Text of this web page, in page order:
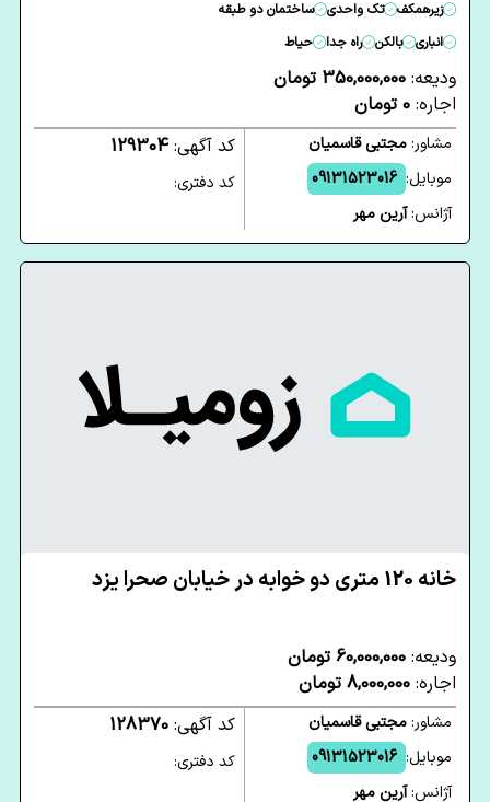
زیرهمکف تک واحدی
ساختمان دو طبقه
انباری
بالکن راه جدا حیاط
ودیعه: 350,000,000 تومان
اجاره: 0 تومان
مشاور:مجتبی قاسمیان
موبایل: 09131523016
آژانس:آرین مهر
کد آگهی: 129304
کد دفتری:
خانه 120 متری دو خوابه در خیابان صحرا یزد
ودیعه: 60,000,000 تومان
اجاره: 8,000,000 تومان
مشاور:مجتبی قاسمیان
موبایل: 09131523016
آژانس:آرین مهر
کد آگهی: 128370
کد دفتری: